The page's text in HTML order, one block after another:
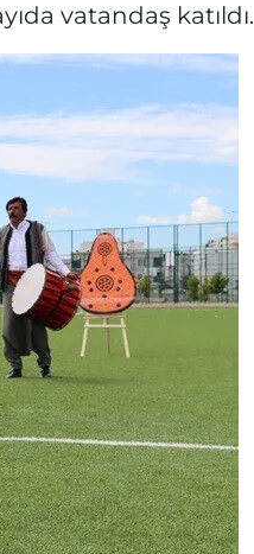
vatandaş katıldı.